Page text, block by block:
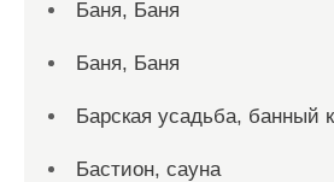
Баня, Баня
Баня, Баня
Барская усадьба, банный
Бастион, сауна